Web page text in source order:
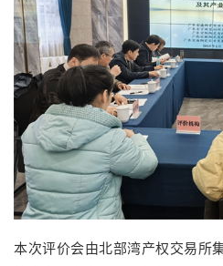
本次评价会由北部湾产权交易所